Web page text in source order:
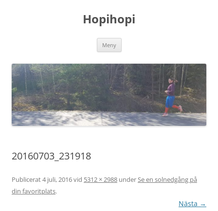
Hopihopi
Meny
20160703_231918
Publicerat4 juli, 2016vid 5312 × 2988 under Se en solnedgång på
din favoritplats.
Nästa →